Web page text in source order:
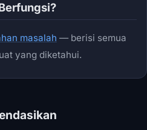
masalah — berisi semua
yang diketahui.